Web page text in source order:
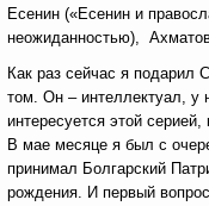
Есенин («Есенин и
неожиданностью),
Как раз сейчас я подарил
том. Он – интеллектуал, у
интересуется этой серией,
В мае месяце я был с
принимал Болгарский
рождения. И первый